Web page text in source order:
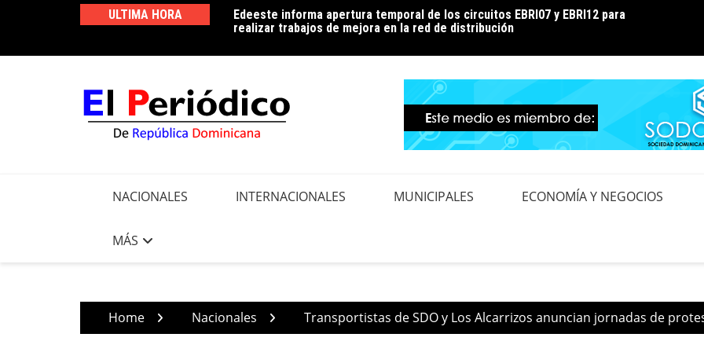
ULTIMA HORA
Edeeste informa apertura temporal de los circuitos EBRI07 y EBRI12 para
realizar trabajos de mejora en la red de distribución
Edeeste exhorta a sus clientes a hacer un uso eficiente de la energía para
controlar el consumo durante la temporada de calor
Noé
NACIONALES INTERNACIONALES MUNICIPALES ECONOMÍA Y NEGOCIOS
MÁS
Home Nacionales Transportistas de SDO y Los Alcarrizos anuncian jornadas de